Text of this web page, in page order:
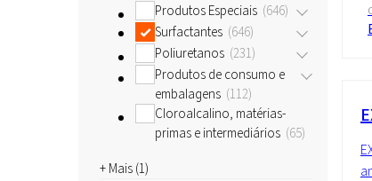
Produtos Especiais 646
Surfactantes 646
Poliuretanos 231
Produtos de consumo e
embalagens 112
Cloroalcalino, matérias-
primas e intermediários 65
+ Mais (1)